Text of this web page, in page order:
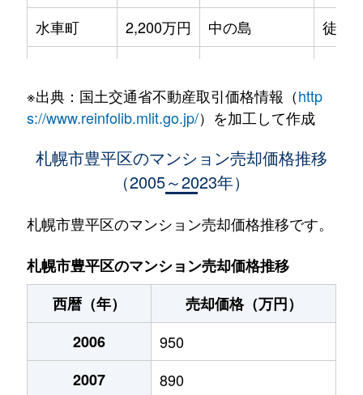
水車町
2,200万円 中の島
徒歩
水車町
1,400万円 中の島
徒歩
2,500万円 月寒中央
月寒中央通
2,700万円 月寒中央
月寒中央通
1,500万円 月寒中央
月寒中央通
3,000万円 月寒中央
月寒中央通
2,000万円
月寒中央通
260万円
※出典：国土交通省不動産取引価格情報（http
s://www.reinfolib.mlit.go.jp/）を加工して作成
札幌市豊平区のマンション売却価格推移
（2005～2023年）
札幌市豊平区のマンション売却価格推移です。
札幌市豊平区のマンション売却価格推移
西暦（年）
売却価格（万円）
2006
950
2007
890